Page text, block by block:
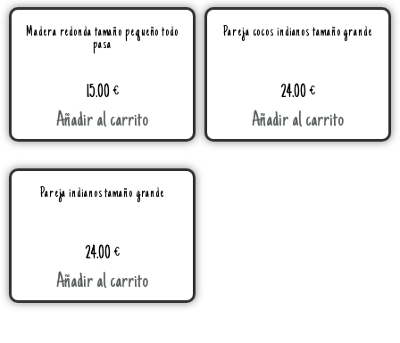
Madera redonda tamaño pequeño todo
pasa
15.00€
Añadir al carrito
Pareja cocos indianos tamaño grande
24.00€
Añadir al carrito
Pareja indianos tamaño grande
24.00€
Añadir al carrito